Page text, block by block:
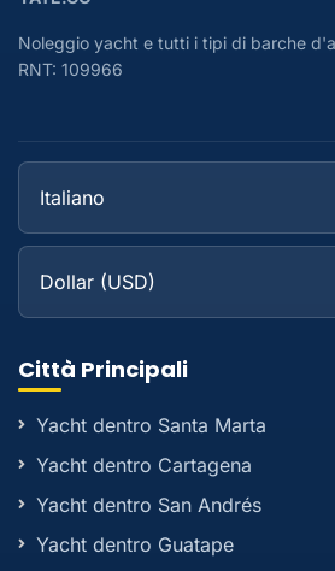
Noleggio yacht e tutti i tipi di barche
RNT: 109966
Città Principali
Yacht dentro Santa Marta
Yacht dentro Cartagena
Yacht dentro San Andrés
Yacht dentro Guatape